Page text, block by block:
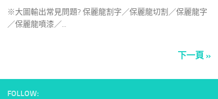
※大圖輸出常見問題? 保麗龍割字／保麗龍切割／保麗龍字
／保麗龍噴漆／...
下一頁 »
FOLLOW: